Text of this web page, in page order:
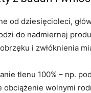
od dziesięcioleci,
do nadmiernej
i zwłóknienia
tlenu 100% – np.
obciążenie wolnymi